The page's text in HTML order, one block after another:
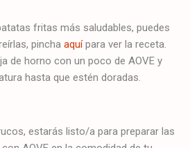
fritas más saludables, puedes
pincha aquípara ver la receta.
de horno con un poco de AOVE y
hasta que estén doradas.
estarás listo/a para preparar las